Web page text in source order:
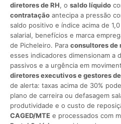
diretores de RH, o saldo líquido
contratação antecipa a pressão
saldo positivo e índice acima de
salarial, benefícios e marca
de Picheleiro. Para consultores de
esses indicadores dimensionam a
passivos e a urgência em
diretores executivos e gestores
de alerta: taxas acima de 30%
plano de carreira ou defasagem
produtividade e o custo de
CAGED/MTE e processados com